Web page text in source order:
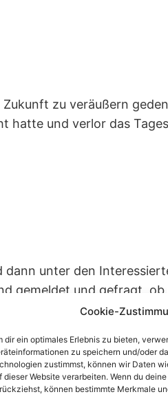
Cookie-
dir ein optimales Erlebnis zu bieten,
zu speichern und/oder
zustimmst, können wir Daten
dieser Website verarbeiten. Wenn du
können bestimmte Merkmale
zu veräußern
hatte und verlor das
unter den
gemeldet und gefragt,